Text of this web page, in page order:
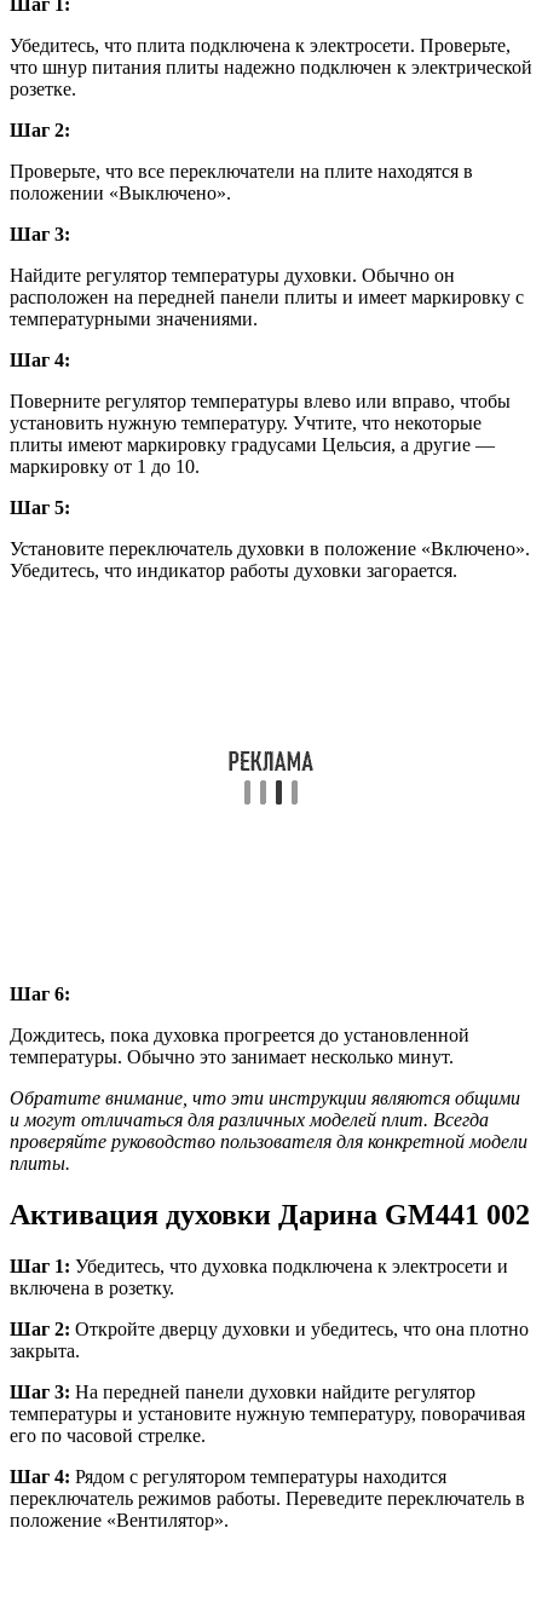
Шаг 1:
Убедитесь, что плита подключена к электросети. Проверьте,
что шнур питания плиты надежно подключен к электрической
розетке.
Шаг 2:
Проверьте, что все переключатели на плите находятся в
положении «Выключено».
Шаг 3:
Найдите регулятор температуры духовки. Обычно он
расположен на передней панели плиты и имеет маркировку с
температурными значениями.
Шаг 4:
Поверните регулятор температуры влево или вправо, чтобы
установить нужную температуру. Учтите, что некоторые
плиты имеют маркировку градусами Цельсия, а другие —
маркировку от 1 до 10.
Шаг 5:
Установите переключатель духовки в положение «Включено».
Убедитесь, что индикатор работы духовки загорается.
Шаг 6:
Дождитесь, пока духовка прогреется до установленной
температуры. Обычно это занимает несколько минут.
Обратите внимание, что эти инструкции являются общими
и могут отличаться для различных моделей плит. Всегда
проверяйте руководство пользователя для конкретной модели
плиты.
Активация духовки Дарина GM441 002
Шаг 1: Убедитесь, что духовка подключена к электросети и
включена в розетку.
Шаг 2: Откройте дверцу духовки и убедитесь, что она плотно
закрыта.
Шаг 3: На передней панели духовки найдите регулятор
температуры и установите нужную температуру, поворачивая
его по часовой стрелке.
Шаг 4: Рядом с регулятором температуры находится
переключатель режимов работы. Переведите переключатель в
положение «Вентилятор».